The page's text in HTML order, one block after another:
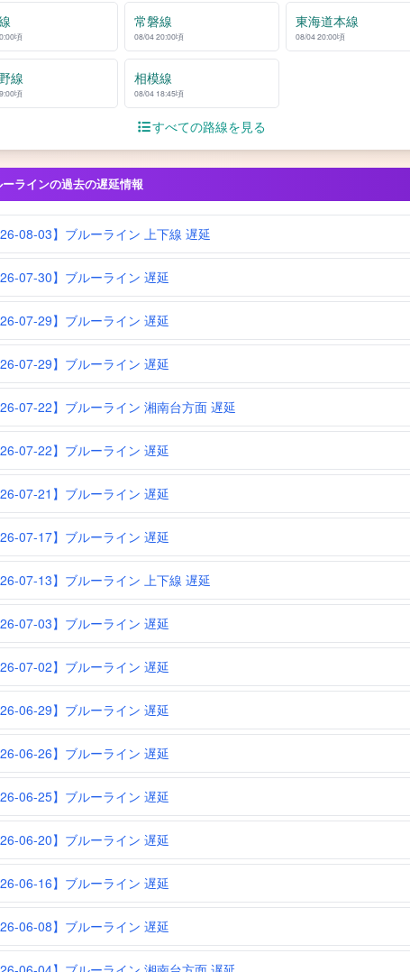
頃
常磐線
08/04 20:00頃
東海道本線
08/04 20:00頃
線
頃
相模線
08/04 18:45頃
すべての路線を見る
ラインの過去の遅延情報
08-03】ブルーライン 上下線 遅延
07-30】ブルーライン 遅延
07-29】ブルーライン 遅延
07-29】ブルーライン 遅延
07-22】ブルーライン 湘南台方面 遅延
07-22】ブルーライン 遅延
07-21】ブルーライン 遅延
07-17】ブルーライン 遅延
07-13】ブルーライン 上下線 遅延
07-03】ブルーライン 遅延
07-02】ブルーライン 遅延
06-29】ブルーライン 遅延
06-26】ブルーライン 遅延
06-25】ブルーライン 遅延
06-20】ブルーライン 遅延
06-16】ブルーライン 遅延
06-08】ブルーライン 遅延